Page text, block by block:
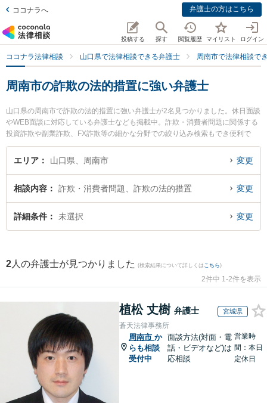
ココナラへ 弁護士の方はこちら
投稿する 探す 閲覧履歴 マイリスト ログイン
ココナラ法律相談 山口県で法律相談できる弁護士 周南市で法律相談で
周南市の詐欺の法的措置に強い弁護士
山口県の周南市で詐欺の法的措置に強い弁護士が2名見つかりました。休日面談
やWEB面談に対応している弁護士なども掲載中。詐欺・消費者問題に関係する
投資詐欺や副業詐欺、FX詐欺等の細かな分野での絞り込み検索もでき便利で
す。特に弁護士法人ＯＮＥ 周南オフィスの前田 浩志弁護士や弁護士法人広島メ
ープル法律事務所 周南事務所の吉村 友和弁護士のプロフィール情報や弁護士費
ル解決の実績豊富な近くの弁護士を検索したい』『初回相談無料で詐欺の法的
措置を法律相談できる周南市内の弁護士に相談予約したい』などでお困りの相
談者さんにおすすめです。
エリア 山口県、周南市 変更
相談内容 詐欺・消費者問題、詐欺の法的措置 変更
詳細条件 未選択 変更
2 人の弁護士が見つかりました (検索結果について詳しくは こちら)
2件中 1-2件を表示
植松 丈樹 弁護士 宮城県
蒼天法律事務所
周南市 か
らも相談
受付中
面談方法(対面・電
話・ビデオなど)は
応相談
営業時
間：本日
定休日